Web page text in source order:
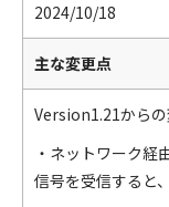
2024/10/18
主な変更点
Version1.21からの
・ネットワーク経
信号を受信すると